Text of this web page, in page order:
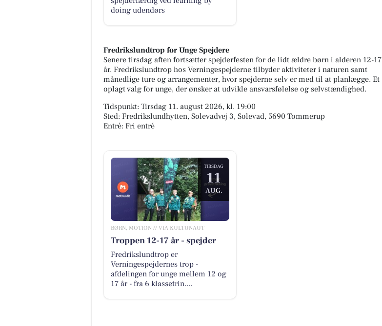
doing udendørs
Fredrikslundtrop for Unge Spejdere
Senere tirsdag aften fortsætter spejderfesten for de lidt ældre børn i alderen 12-17
år. Fredrikslundtrop hos Verningespejderne tilbyder aktiviteter i naturen samt
månedlige ture og arrangementer, hvor spejderne selv er med til at planlægge. Et
oplagt valg for unge, der ønsker at udvikle ansvarsfølelse og selvstændighed.
Tidspunkt: Tirsdag 11. august 2026, kl. 19:00
Sted: Fredrikslundhytten, Solevadvej 3, Solevad, 5690 Tommerup
Entré: Fri entré
TIRSDAG
11
AUG.
BØRN, MOTION // VIA KULTUNAUT
Troppen 12-17 år - spejder
Fredrikslundtrop er
Verningespejdernes trop -
afdelingen for unge mellem 12 og
17 år - fra 6 klassetrin....